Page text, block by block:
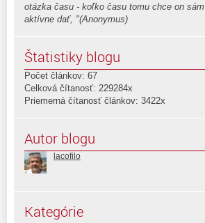
otázka času - koľko času tomu chce on sám
aktívne dať, "(Anonymus)
Štatistiky blogu
Počet článkov: 67
Celková čítanosť: 229284x
Priemerná čítanosť článkov: 3422x
Autor blogu
lacofilo
Kategórie